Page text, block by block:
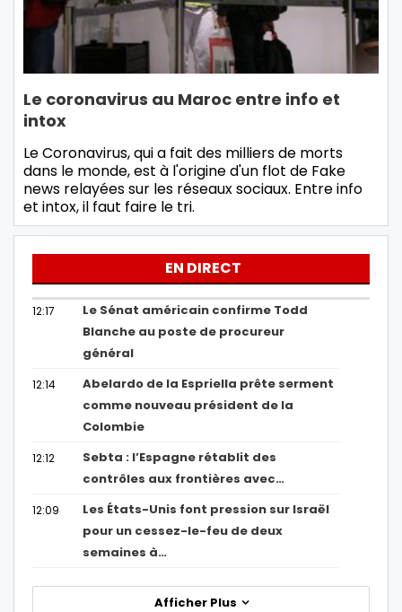
Le coronavirus au Maroc entre info et
intox
Le Coronavirus, qui a fait des milliers de morts
dans le monde, est à l'origine d'un flot de Fake
news relayées sur les réseaux sociaux. Entre info
et intox, il faut faire le tri.
EN DIRECT
12:17
Le Sénat américain confirme Todd
Blanche au poste de procureur
général
12:14
Abelardo de la Espriella prête serment
comme nouveau président de la
Colombie
12:12
Sebta : l’Espagne rétablit des
contrôles aux frontières avec…
12:09
Les États-Unis font pression sur Israël
pour un cessez-le-feu de deux
semaines à…
Afficher Plus